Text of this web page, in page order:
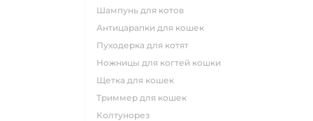
шампунь для котов
антицарапки для кошек
пуходерка для котят
ножницы для когтей кошки
щетка для кошек
триммер для кошек
колтунорез